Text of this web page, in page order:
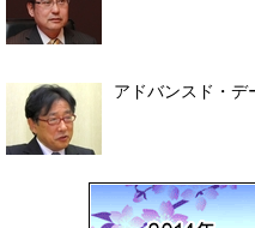
アドバンスド・デ